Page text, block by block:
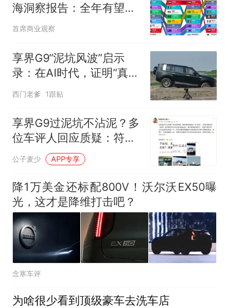
海洞察报告：全年有望突
破千万，新能源汽车是参
首席商业观察
享界G9“泥坑风波”启示
录：在AI时代，证明“真
实”为何如此昂贵？
西门老爹 1跟贴
享界G9过泥坑不沾泥？多
位车评人回应质疑：符合
新车物理特性，多机位印
公子麦少 APP专享
降1万美金还标配800V！沃尔沃EX50曝
光，这才是降维打击吧？
念寒车评
为啥很少看到顶级豪车去洗车店